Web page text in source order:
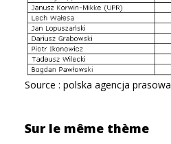
Source : polska agencja prasowa
Sur le même thème